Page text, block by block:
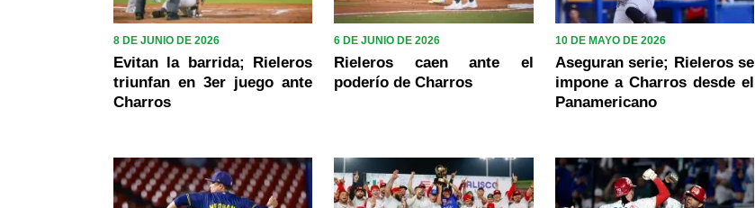
8 DE JUNIO DE 2026
Evitan la barrida; Rieleros
triunfan en 3er juego ante
Charros
6 DE JUNIO DE 2026
Rieleros caen ante el
poderío de Charros
10 DE MAYO DE 2026
Aseguran serie; Rieleros se
impone a Charros desde el
Panamericano